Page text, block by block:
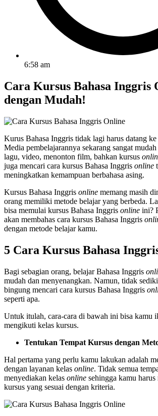
6:58 am
Cara Kursus Bahasa Inggris
dengan Mudah!
Kurus Bahasa Inggris tidak lagi harus datang ke
Media pembelajarannya sekarang sangat
lagu, video, menonton film, bahkan kursus
juga mencari cara kursus Bahasa Inggris online
meningkatkan kemampuan berbahasa asing.
Kursus Bahasa Inggris online memang masih
orang memiliki metode belajar yang berbeda.
bisa memulai kursus Bahasa Inggris online ini?
akan membahas cara kursus Bahasa Inggris
dengan metode belajar kamu.
5 Cara Kursus Bahasa
Bagi sebagian orang, belajar Bahasa Inggris
mudah dan menyenangkan. Namun, tidak
bingung mencari cara kursus Bahasa Inggris
seperti apa.
Untuk itulah, cara-cara di bawah ini bisa kamu
mengikuti kelas kursus.
Tentukan Tempat Kursus dengan
Hal pertama yang perlu kamu lakukan adalah
dengan layanan kelas online. Tidak semua
menyediakan kelas online sehingga kamu
kursus yang sesuai dengan kriteria.